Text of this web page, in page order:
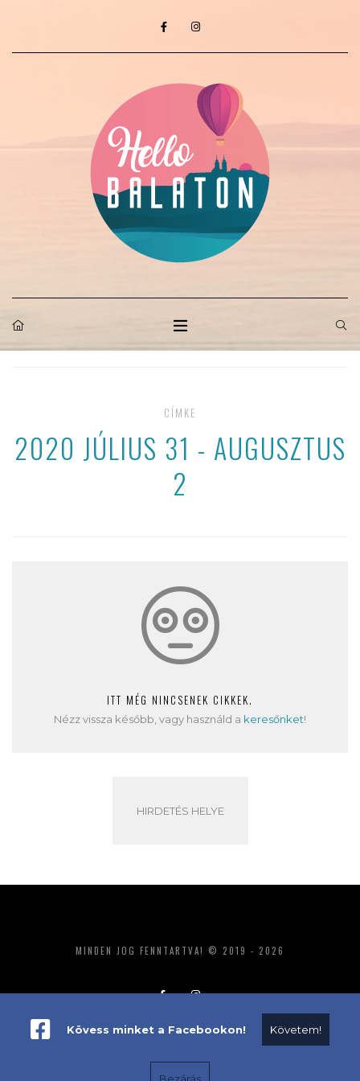
CÍMKE
2020 JÚLIUS 31 - AUGUSZTUS
2
ITT MÉG NINCSENEK CIKKEK.
Nézz vissza később, vagy használd a keresőnket!
HIRDETÉS HELYE
MINDEN JOG FENNTARTVA! © 2019 - 2026
ADATKEZELÉS IMPRESSZUM MÉDIAAJÁNLAT
Kövess minket a Facebookon! Követem!